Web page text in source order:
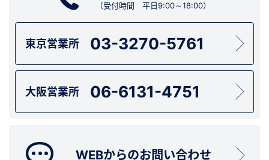
（受付時間 平日9:00～18:00）
東京営業所 03-3270-5761
大阪営業所 06-6131-4751
WEBからのお問い合わせ